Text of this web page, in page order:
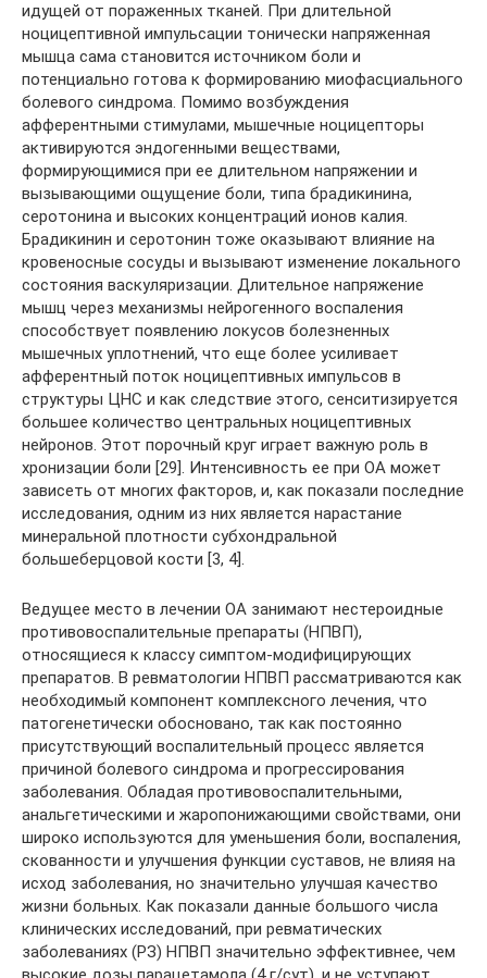
идущей от пораженных тканей. При длительной
ноцицептивной импульсации тонически напряженная
мышца сама становится источником боли и
потенциально готова к формированию миофасциального
болевого синдрома. Помимо возбуждения
афферентными стимулами, мышечные ноцицепторы
активируются эндогенными веществами,
формирующимися при ее длительном напряжении и
вызывающими ощущение боли, типа брадикинина,
серотонина и высоких концентраций ионов калия.
Брадикинин и серотонин тоже оказывают влияние на
кровеносные сосуды и вызывают изменение локального
состояния васкуляризации. Длительное напряжение
мышц через механизмы нейрогенного воспаления
способствует появлению локусов болезненных
мышечных уплотнений, что еще более усиливает
афферентный поток ноцицептивных импульсов в
структуры ЦНС и как следствие этого, сенситизируется
большее количество центральных ноцицептивных
нейронов. Этот порочный круг играет важную роль в
хронизации боли [29]. Интенсивность ее при ОА может
зависеть от многих факторов, и, как показали последние
исследования, одним из них является нарастание
минеральной плотности субхондральной
большеберцовой кости [3, 4].
Ведущее место в лечении ОА занимают нестероидные
противовоспалительные препараты (НПВП),
относящиеся к классу симптом-модифицирующих
препаратов. В ревматологии НПВП рассматриваются как
необходимый компонент комплексного лечения, что
патогенетически обосновано, так как постоянно
присутствующий воспалительный процесс является
причиной болевого синдрома и прогрессирования
заболевания. Обладая противовоспалительными,
анальгетическими и жаропонижающими свойствами, они
широко используются для уменьшения боли, воспаления,
скованности и улучшения функции суставов, не влияя на
исход заболевания, но значительно улучшая качество
жизни больных. Как показали данные большого числа
клинических исследований, при ревматических
заболеваниях (РЗ) НПВП значительно эффективнее, чем